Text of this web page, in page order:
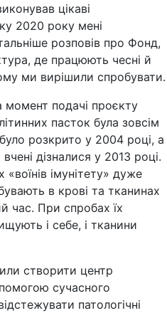
цікаві
2020 року мені
розповів про Фонд,
де працюють чесні й
ми вирішили спробувати.
подачі проєкту
пасток була зовсім
розкрито у 2004 році, а
дізналися у 2013 році.
імунітету» дуже
в крові та тканинах
час. При спробах їх
і себе, і тканини
створити центр
сучасного
патологічні